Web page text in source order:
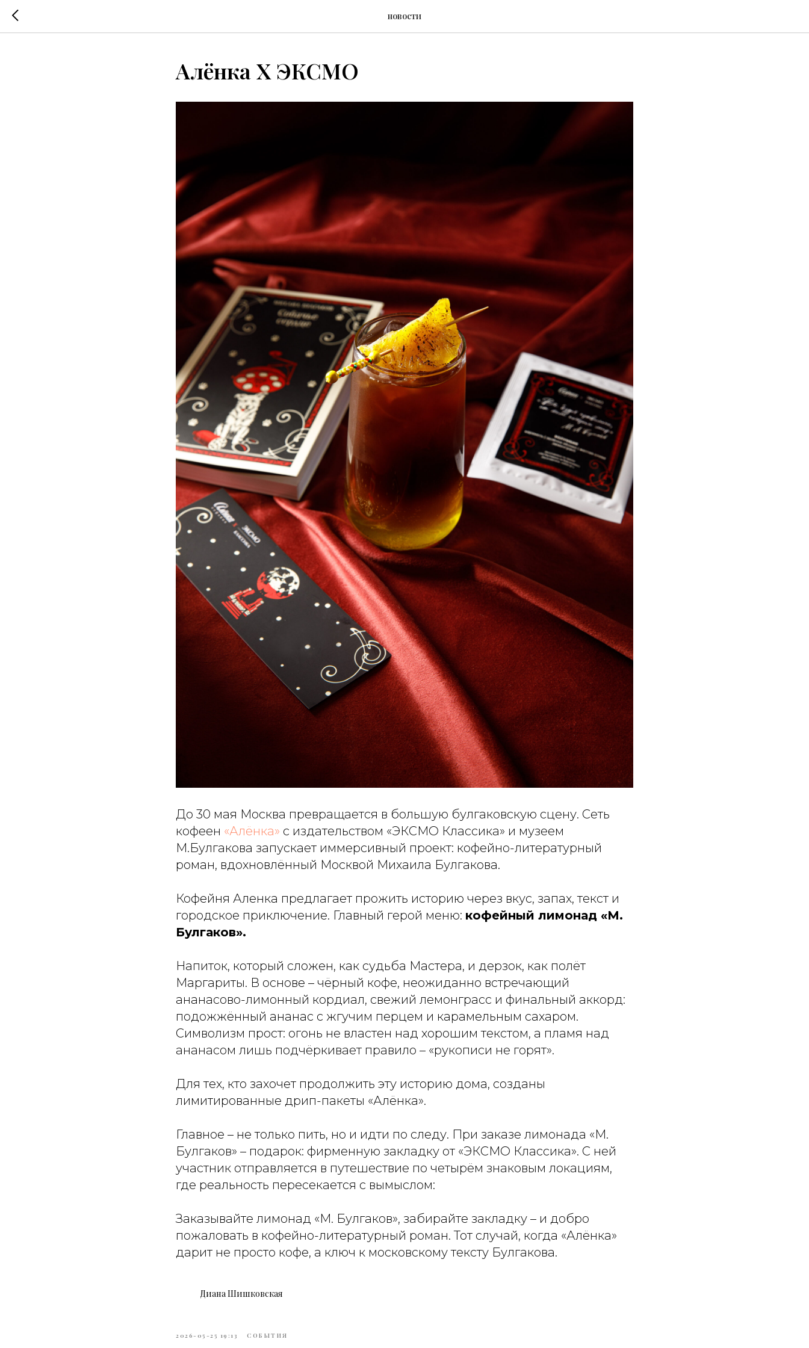
новости
Алёнка Х ЭКСМО
До 30 мая Москва превращается в большую булгаковскую сцену. Сеть
кофеен «Алёнка» с издательством «ЭКСМО Классика» и музеем
М.Булгакова запускает иммерсивный проект: кофейно-литературный
роман, вдохновлённый Москвой Михаила Булгакова.
Кофейня Аленка предлагает прожить историю через вкус, запах, текст и
городское приключение. Главный герой меню: кофейный лимонад «М.
Булгаков».
Напиток, который сложен, как судьба Мастера, и дерзок, как полёт
Маргариты. В основе – чёрный кофе, неожиданно встречающий
ананасово-лимонный кордиал, свежий лемонграсс и финальный аккорд:
подожжённый ананас с жгучим перцем и карамельным сахаром.
Символизм прост: огонь не властен над хорошим текстом, а пламя над
ананасом лишь подчёркивает правило – «рукописи не горят».
Для тех, кто захочет продолжить эту историю дома, созданы
лимитированные дрип-пакеты «Алёнка».
Главное – не только пить, но и идти по следу. При заказе лимонада «М.
Булгаков» – подарок: фирменную закладку от «ЭКСМО Классика». С ней
участник отправляется в путешествие по четырём знаковым локациям,
где реальность пересекается с вымыслом:
Заказывайте лимонад «М. Булгаков», забирайте закладку – и добро
пожаловать в кофейно-литературный роман. Тот случай, когда «Алёнка»
дарит не просто кофе, а ключ к московскому тексту Булгакова.
Диана Шишковская
2026-05-25 19:13 СОБЫТИЯ